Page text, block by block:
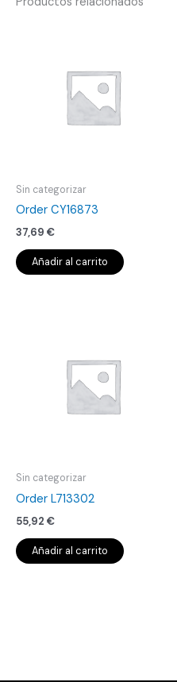
Sin categorizar
Order CY16873
37,69 €
Añadir al carrito
Sin categorizar
Order L713302
55,92 €
Añadir al carrito